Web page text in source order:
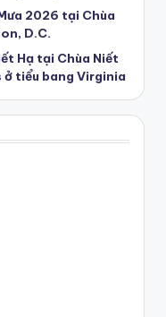
2026 tại Chùa
D.C.
Hạ tại Chùa Niết
tiểu bang Virginia